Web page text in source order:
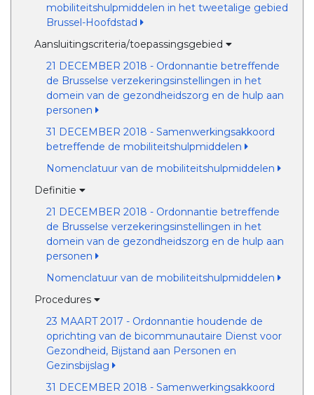
mobiliteitshulpmiddelen in het tweetalige gebied
Brussel-Hoofdstad
Aansluitingscriteria/toepassingsgebied
21 DECEMBER 2018 - Ordonnantie betreffende
de Brusselse verzekeringsinstellingen in het
domein van de gezondheidszorg en de hulp aan
personen
31 DECEMBER 2018 - Samenwerkingsakkoord
betreffende de mobiliteitshulpmiddelen
Nomenclatuur van de mobiliteitshulpmiddelen
Definitie
21 DECEMBER 2018 - Ordonnantie betreffende
de Brusselse verzekeringsinstellingen in het
domein van de gezondheidszorg en de hulp aan
personen
Nomenclatuur van de mobiliteitshulpmiddelen
Procedures
23 MAART 2017 - Ordonnantie houdende de
oprichting van de bicommunautaire Dienst voor
Gezondheid, Bijstand aan Personen en
Gezinsbijslag
31 DECEMBER 2018 - Samenwerkingsakkoord